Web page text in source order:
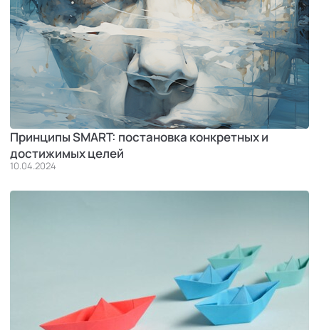
Принципы SMART: постановка конкретных и
достижимых целей
10.04.2024